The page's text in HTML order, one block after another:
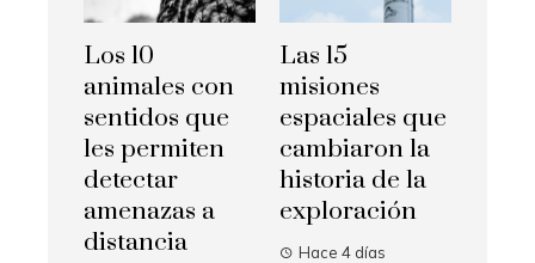
Los 10
animales con
sentidos que
les permiten
detectar
amenazas a
distancia
Las 15
misiones
espaciales que
cambiaron la
historia de la
exploración
Hace 4 días